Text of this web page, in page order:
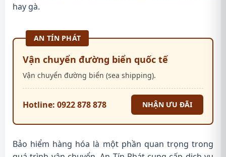
hay gà.
AN TÍN PHÁT
Vận chuyển đường biển quốc tế
Vận chuyển đường biển (sea shipping).
Hotline: 0922 878 878 NHẬN ƯU ĐÃI
Bảo hiểm hàng hóa là một phần quan trọng trong